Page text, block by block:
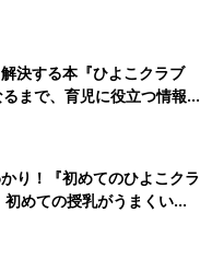
決する本『ひよこクラブ
まで、育児に役立つ情報が
り！『初めてのひよこクラ
めての授乳がうまくい
本と夏のトラブル 解決テ